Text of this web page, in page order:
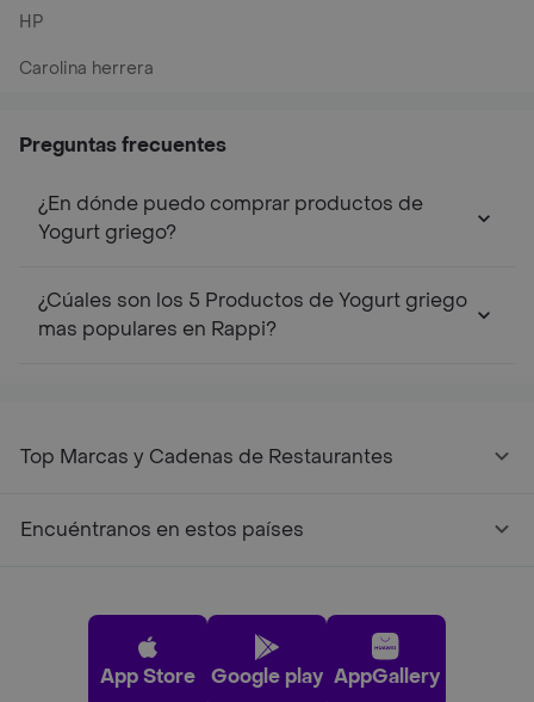
HP
Carolina herrera
Preguntas frecuentes
¿En dónde puedo comprar productos de
Yogurt griego?
¿Cúales son los 5 Productos de Yogurt griego
mas populares en Rappi?
Top Marcas y Cadenas de Restaurantes
Encuéntranos en estos países
App Store Google play AppGallery